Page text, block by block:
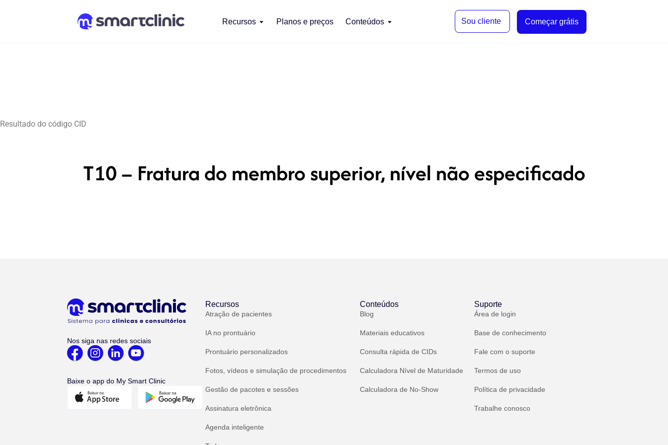
Recursos Planos e preços Conteúdos Sou cliente Começar grátis
Resultado do código CID
T10 – Fratura do membro superior, nível não especificado
Nos siga nas redes sociais
Baixe o app do My Smart Clinic
Recursos
Atração de pacientes
IA no prontuário
Prontuário personalizados
Fotos, vídeos e simulação de procedimentos
Gestão de pacotes e sessões
Assinatura eletrônica
Agenda inteligente
Conteúdos
Blog
Materiais educativos
Consulta rápida de CIDs
Calculadora Nível de Maturidade
Calculadora de No-Show
Suporte
Área de login
Base de conhecimento
Fale com o suporte
Termos de uso
Política de privacidade
Trabalhe conosco